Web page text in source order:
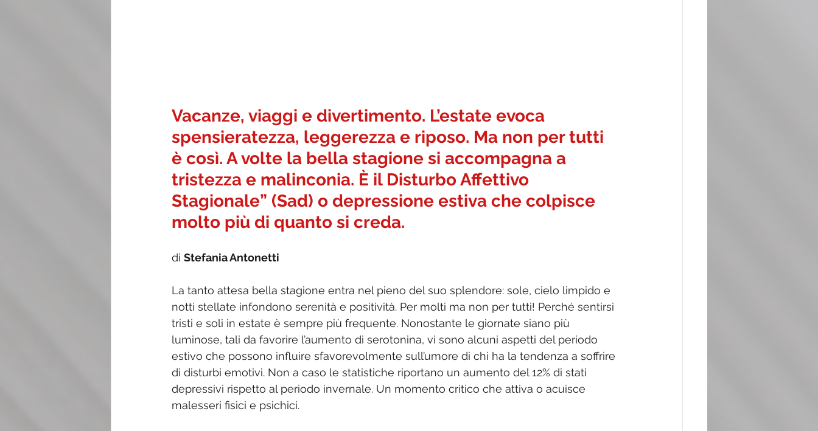
Vacanze, viaggi e divertimento. L’estate evoca
spensieratezza, leggerezza e riposo. Ma non per tutti
è così. A volte la bella stagione si accompagna a
tristezza e malinconia. È il Disturbo Affettivo
Stagionale” (Sad) o depressione estiva che colpisce
molto più di quanto si creda.
di Stefania Antonetti
La tanto attesa bella stagione entra nel pieno del suo splendore: sole, cielo limpido e
notti stellate infondono serenità e positività. Per molti ma non per tutti! Perché sentirsi
tristi e soli in estate è sempre più frequente. Nonostante le giornate siano più
luminose, tali da favorire l’aumento di serotonina, vi sono alcuni aspetti del periodo
estivo che possono influire sfavorevolmente sull’umore di chi ha la tendenza a soffrire
di disturbi emotivi. Non a caso le statistiche riportano un aumento del 12% di stati
depressivi rispetto al periodo invernale. Un momento critico che attiva o acuisce
malesseri fisici e psichici.